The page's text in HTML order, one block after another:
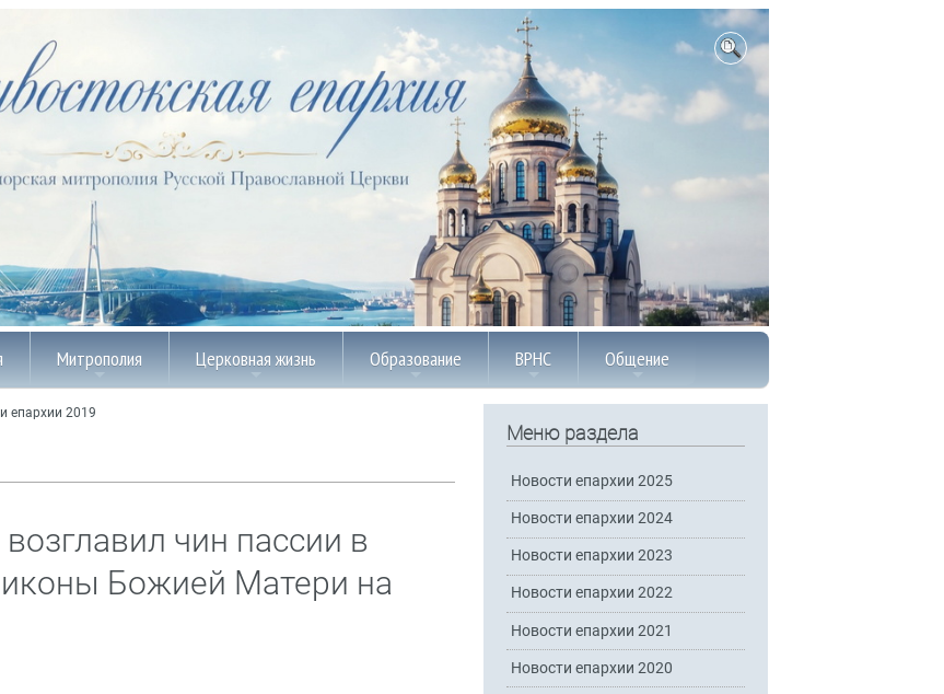
Митрополия Церковная жизнь Образование ВРНС Общение
епархии 2019
чин пассии в
Божией Матери на
Меню раздела
Новости епархии 2025
Новости епархии 2024
Новости епархии 2023
Новости епархии 2022
Новости епархии 2021
Новости епархии 2020